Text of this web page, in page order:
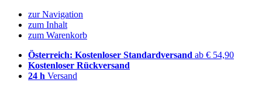
zur Navigation
zum Inhalt
zum Warenkorb
Österreich: Kostenloser Standardversand ab € 54,90
Kostenloser Rückversand
24 h Versand